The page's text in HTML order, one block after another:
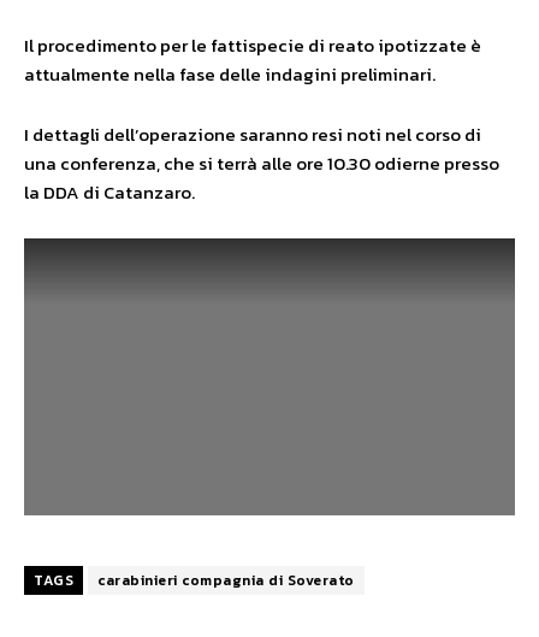
Il procedimento per le fattispecie di reato ipotizzate è
attualmente nella fase delle indagini preliminari.
I dettagli dell’operazione saranno resi noti nel corso di
una conferenza, che si terrà alle ore 10.30 odierne presso
la DDA di Catanzaro.
TAGS carabinieri compagnia di Soverato